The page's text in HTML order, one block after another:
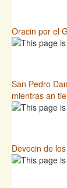
Oracin por el
San Pedro
mientras an
Devocin de